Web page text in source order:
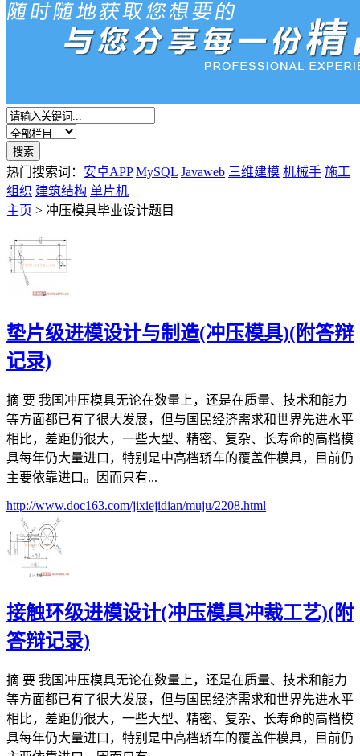
热门搜索词： 安卓APP MySQL Javaweb 三维建模 机械手 施工
组织 建筑结构 单片机
主页 > 冲压模具毕业设计题目
垫片级进模设计与制造(冲压模具)(附答辩
记录)
摘 要 我国冲压模具无论在数量上，还是在质量、技术和能力
等方面都已有了很大发展，但与国民经济需求和世界先进水平
相比，差距仍很大，一些大型、精密、复杂、长寿命的高档模
具每年仍大量进口，特别是中高档轿车的覆盖件模具，目前仍
主要依靠进口。因而只有...
http://www.doc163.com/jixiejidian/muju/2208.html
接触环级进模设计(冲压模具冲裁工艺)(附
答辩记录)
摘 要 我国冲压模具无论在数量上，还是在质量、技术和能力
等方面都已有了很大发展，但与国民经济需求和世界先进水平
相比，差距仍很大，一些大型、精密、复杂、长寿命的高档模
具每年仍大量进口，特别是中高档轿车的覆盖件模具，目前仍